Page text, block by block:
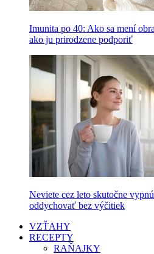
Imunita po 40: Ako sa mení
ako ju prirodzene podporiť
Neviete cez leto skutočne
oddychovať bez výčitiek
VZŤAHY
RECEPTY
RAŇAJKY